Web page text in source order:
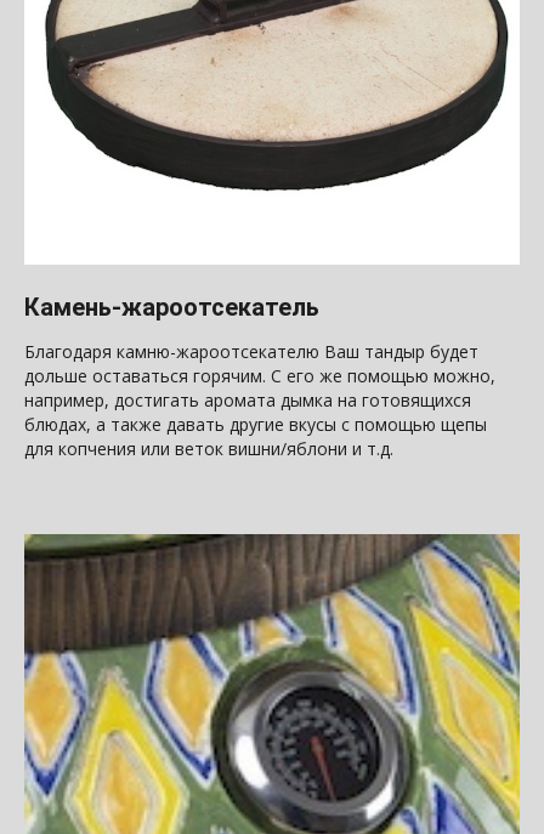
Камень-жароотсекатель
Благодаря камню-жароотсекателю Ваш тандыр будет
дольше оставаться горячим. С его же помощью можно,
например, достигать аромата дымка на готовящихся
блюдах, а также давать другие вкусы с помощью щепы
для копчения или веток вишни/яблони и т.д.